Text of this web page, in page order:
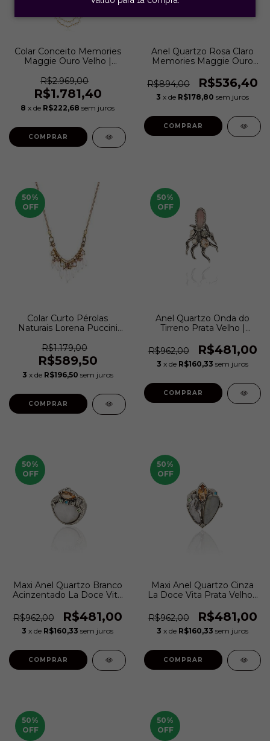
Colar Conceito Memories
Maggie Ouro Velho |
R$2.969,00
R$1.781,40
8 x de R$222,68 sem juros
Anel Quartzo Rosa Claro
Memories Maggie Ouro
R$894,00
R$536,40
3 x de R$178,80 sem juros
COMPRAR
50%
OFF
Colar Curto Pérolas
Naturais Lorena Puccini
R$1.179,00
R$589,50
3 x de R$196,50 sem juros
COMPRAR
50%
OFF
Anel Quartzo Onda do
Tirreno Prata Velho |
R$962,00
R$481,00
3 x de R$160,33 sem juros
COMPRAR
50%
OFF
Maxi Anel Quartzo Branco
Acinzentado La Doce Vita
R$962,00
R$481,00
3 x de R$160,33 sem juros
COMPRAR
50%
OFF
Maxi Anel Quartzo Cinza
La Doce Vita Prata Velho |
R$962,00
R$481,00
3 x de R$160,33 sem juros
COMPRAR
50%
OFF
50%
OFF